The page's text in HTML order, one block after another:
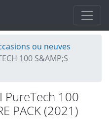
ou neuves
100 S&AMP;S
PureTech 100
PACK (2021)